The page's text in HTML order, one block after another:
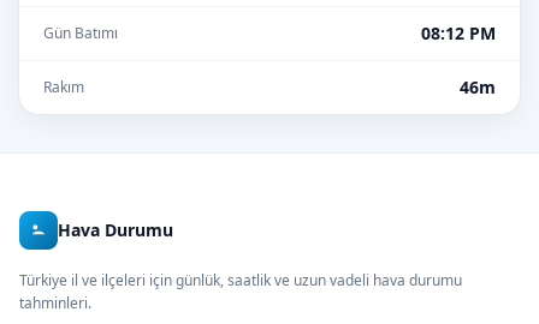
Gün Batımı 08:12 PM
Rakım 46m
Hava Durumu
Türkiye il ve ilçeleri için günlük, saatlik ve uzun vadeli hava durumu
tahminleri.